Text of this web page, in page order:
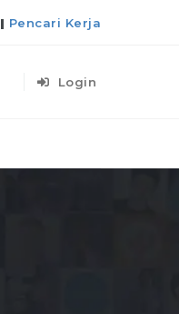
| Pencari Kerja
Login